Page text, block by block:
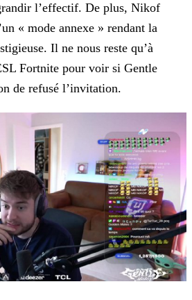
l’effectif. De plus, Nikof
« mode annexe » rendant la
Il ne nous reste qu’à
Fortnite pour voir si Gentle
de refusé l’invitation.